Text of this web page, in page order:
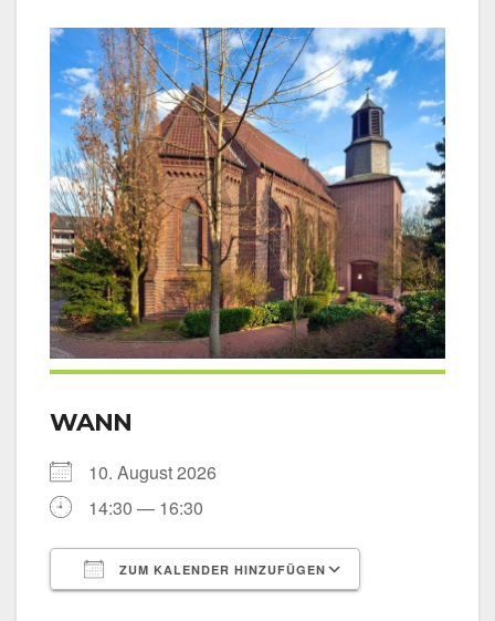
WANN
10. August 2026
14:30 — 16:30
ZUM KALENDER HINZUFÜGEN